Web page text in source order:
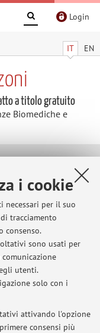
i cookie
necessari per il suo
tracciamento
consenso.
sono usati per
utenti.
solo con i
attivando l'opzione
consensi più
Login
IT EN
a titolo gratuito
Biomediche e
avvisi.